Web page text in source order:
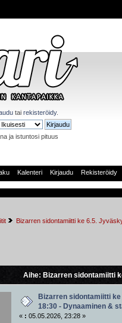
tai rekisteröidy.
ja istuntosi pituus
Kalenteri Kirjaudu Rekisteröidy
Bizarren sidontamiitti ke 6.5.
Aihe: Bizarren sidontamiitti
Bizarren sidontamiitti
18:30 - Dynaaminen &
« : 05.05.2026, 23:28 »